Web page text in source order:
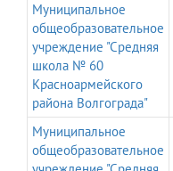
Муниципальное
общеобразовательное
учреждение "Средняя
школа № 60
Красноармейского
района Волгограда"
Муниципальное
общеобразовательное